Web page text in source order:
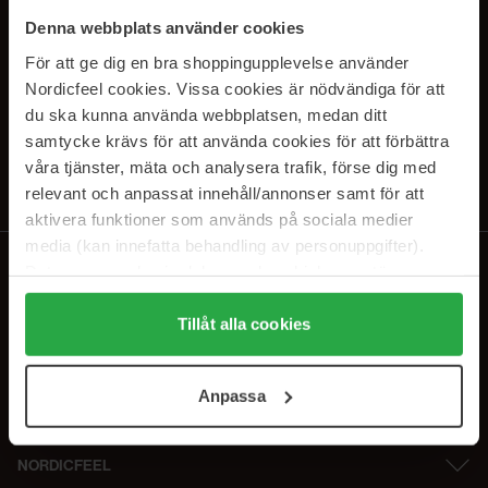
Denna webbplats använder cookies
För att ge dig en bra shoppingupplevelse använder
Nordicfeel cookies. Vissa cookies är nödvändiga för att
du ska kunna använda webbplatsen, medan ditt
samtycke krävs för att använda cookies för att förbättra
våra tjänster, mäta och analysera trafik, förse dig med
relevant och anpassat innehåll/annonser samt för att
aktivera funktioner som används på sociala medier
media (kan innefatta behandling av personuppgifter).
Genom att trycka på "Tillåt alla cookies" accepterar du
alla cookies, medan du under "Detaljer" kan anpassa
användningen av cookies. Du kan när som helst återkalla
samt vår Integritetspolicy.
Tillåt alla cookies
Anpassa
SUBSCRIBE TO OUR
NEWSLETTER
Sähköposti
Tilaamalla hyväksyttietosuojakäytäntömme. Peruuta tilaus milloin
NORDICFEEL